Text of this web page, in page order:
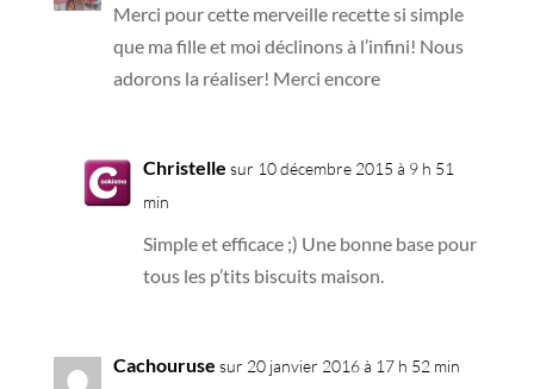
Merci pour cette merveille recette si simple
que ma fille et moi déclinons à l’infini! Nous
adorons la réaliser! Merci encore
Christelle sur 10 décembre 2015 à 9 h 51
min
Simple et efficace ;) Une bonne base pour
tous les p’tits biscuits maison.
Cachouruse sur 20 janvier 2016 à 17 h 52 min